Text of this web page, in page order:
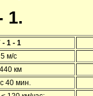
1.
- 1 - 1
5 м/с
км
40 мин.